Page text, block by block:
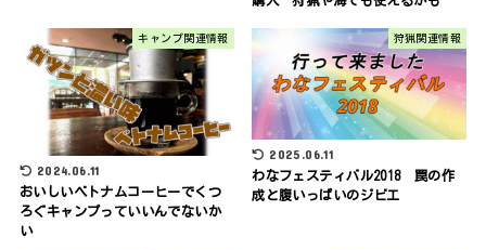
キャンプ関連情報
2024.06.11
おいしいベトナムコーヒーでくつ
ろぐキャンプっていいんでないか
い
狩猟関連情報
2025.06.11
わなフェスティバル2018 罠の作
成と腹いっぱいのジビエ